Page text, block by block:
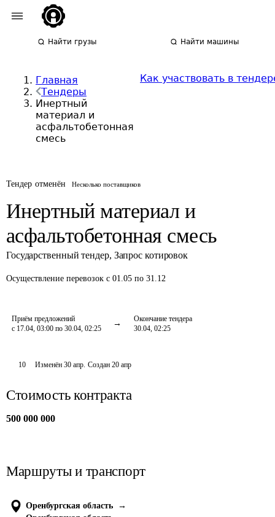
Найти грузы Найти машины
Главная
Тендеры
Инертный
материал и
асфальтобетонная
смесь
Как участвовать в
Тендер отменён Несколько поставщиков
Инертный материал и
асфальтобетонная смесь
Государственный тендер, Запрос котировок
Осуществление перевозок с 01.05 по 31.12
Приём предложений
с 17.04, 03:00 по 30.04, 02:25
Окончание тендера
30.04, 02:25
10 Изменён30 апр. Создан 20 апр
Стоимость контракта
500 000 000
Маршруты и транспорт
Оренбургская область
→